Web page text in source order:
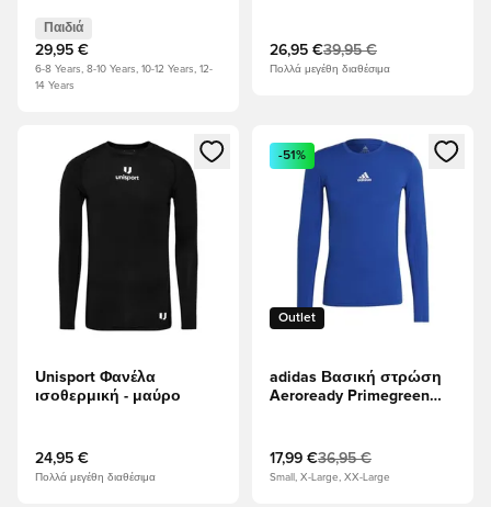
Παιδιά
29,95 €
6-8 Years, 8-10 Years, 10-12 Years, 12-
14 Years
26,95 €39,95 €
Πολλά μεγέθη διαθέσιμα
Ανοίγει ένα Modal για να συνδεθείτε ή να εγγραφείτε ως
Unisport Φανέλα
ισοθερμική - μαύρο
24,95 €
Πολλά μεγέθη διαθέσιμα
Ανοίγει ένα Modal για να
Outlet
-51%
adidas Βασική στρώση
Aeroready Primegreen
17,99 €36,95 €
Small, X-Large, XX-Large